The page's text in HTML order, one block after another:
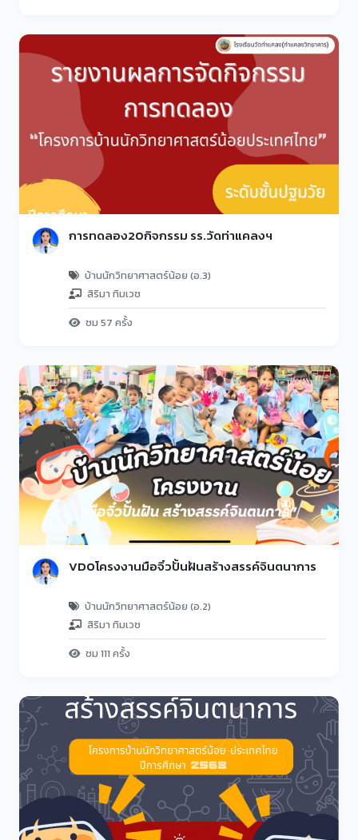
การทดลอง20กิจกรรม รร.วัดท่าแคลงฯ
บ้านนักวิทยาศาสตร์น้อย (อ.3)
สิริมา ทิมเวช
ชม 57 ครั้ง
VDOโครงงานมือจิ๋วปั้นฝันสร้างสรรค์จินตนาการ
บ้านนักวิทยาศาสตร์น้อย (อ.2)
สิริมา ทิมเวช
ชม 111 ครั้ง